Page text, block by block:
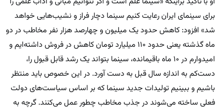
برای سینمای ایران رعایت کنیم سینما دچار فراز و نشیب‌هایی خواهد
شد» افزود: کاهش حدود یک میلیون و چهارصد هزار نفر مخاطب در دو
ماه گذشته یعنی حدود ۱۱۰ میلیارد تومان کاهش در فروش داشته‌ایم و
امیدوارم در ۱۰ ماه باقیمانده، سینما بتواند یک رشد قابل قبول را،
دست‌کم به اندازه سال قبل به دست آورد. در این خصوص باید منتظر
باشیم و ببینیم تولیدات جدید سینما که بر اساس سیاست‌های دولت
فعلی ساخته می‌شوند در جذب مخاطب چطور عمل می‌کنند. گرچه به